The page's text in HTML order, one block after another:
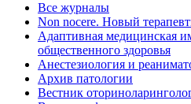
Все журналы
Non nocere. Новый
Адаптивная медицинская
общественного здоровья
Анестезиология и
Архив патологии
Вестник